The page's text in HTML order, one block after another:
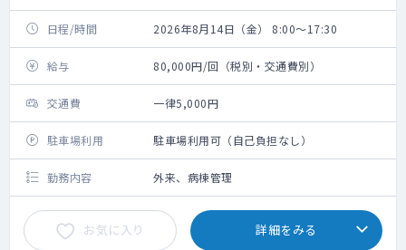
日程/時間 2026年8月14日（金） 8:00～17:30
給与 80,000円/回（税別・交通費別）
交通費 一律5,000円
駐車場利用 駐車場利用可（自己負担なし）
勤務内容 外来、病棟管理
お気に入り 詳細をみる